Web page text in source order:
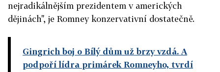
nejradikálnějším prezidentem v amerických
dějinách", je Romney konzervativní dostatečně.
Gingrich boj o Bílý dům už brzy vzdá. A
podpoří lídra primárek Romneyho, tvrdí